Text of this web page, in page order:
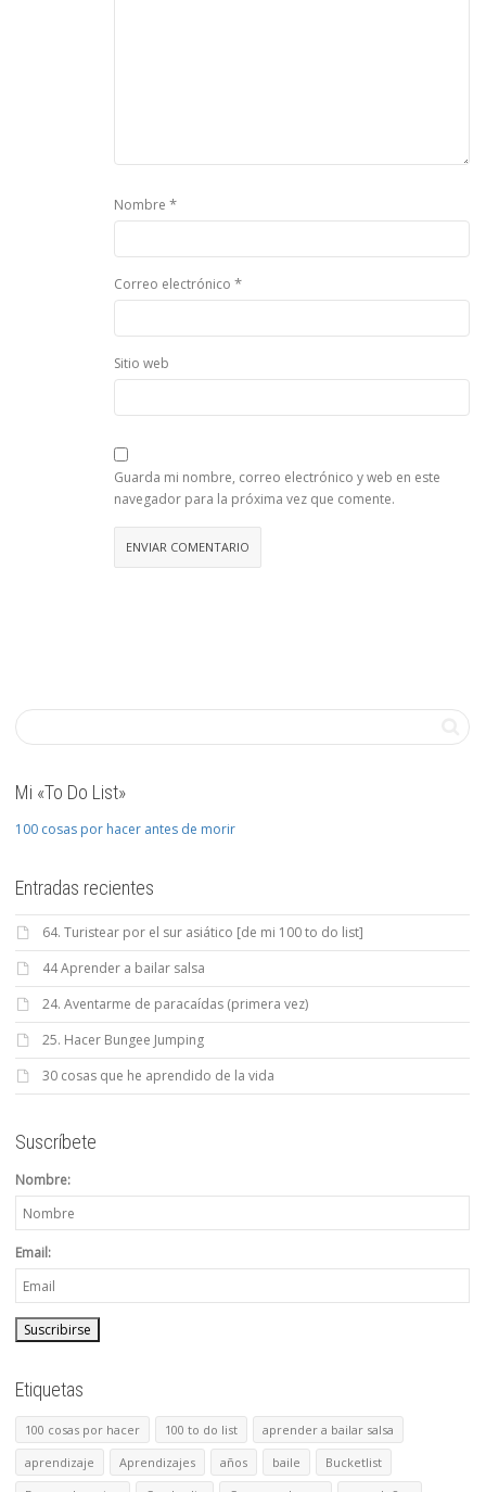
Nombre *
Correo electrónico *
Sitio web
Guarda mi nombre, correo electrónico y web en este
navegador para la próxima vez que comente.
Mi «To Do List»
100 cosas por hacer antes de morir
Entradas recientes
64. Turistear por el sur asiático [de mi 100 to do list]
44 Aprender a bailar salsa
24. Aventarme de paracaídas (primera vez)
25. Hacer Bungee Jumping
30 cosas que he aprendido de la vida
Suscríbete
Nombre:
Email:
Etiquetas
100 cosas por hacer 100 to do list
aprender a bailar salsa
aprendizaje
Aprendizajes años baile
Bucketlist